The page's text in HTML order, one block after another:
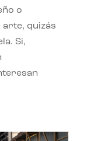
o
quizás
Si,